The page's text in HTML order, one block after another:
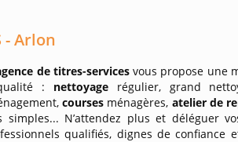
- Arlon
de titres-servicesvous propose une
: nettoyage régulier, grand
courses ménagères, atelier de
N’attendez plus et déléguer
qualifiés, dignes de confiance